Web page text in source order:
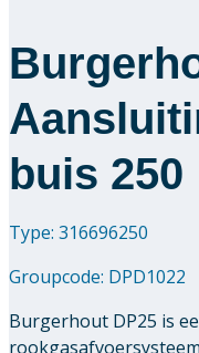
buis 250
Type: 316696250
Groupcode: DPD1022
Burgerhout DP25 is